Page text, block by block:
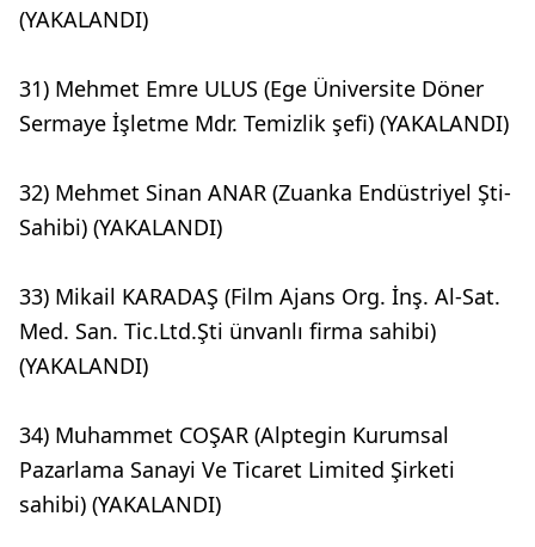
(YAKALANDI)
31) Mehmet Emre ULUS (Ege Üniversite Döner
Sermaye İşletme Mdr. Temizlik şefi) (YAKALANDI)
32) Mehmet Sinan ANAR (Zuanka Endüstriyel Şti-
Sahibi) (YAKALANDI)
33) Mikail KARADAŞ (Film Ajans Org. İnş. Al-Sat.
Med. San. Tic.Ltd.Şti ünvanlı firma sahibi)
(YAKALANDI)
34) Muhammet COŞAR (Alptegin Kurumsal
Pazarlama Sanayi Ve Ticaret Limited Şirketi
sahibi) (YAKALANDI)